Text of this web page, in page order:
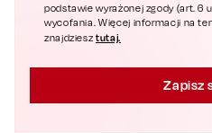
podstawie wyrażonej zgody (art. 6
wycofania. Więcej informacji na
znajdziesztutaj.
Zapisz